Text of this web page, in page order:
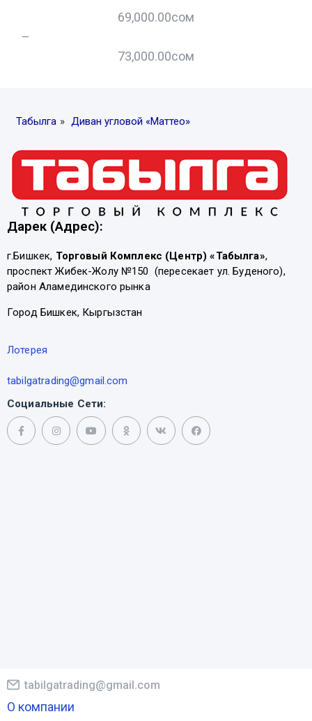
69,000.00сом
–
73,000.00сом
Табылга » Диван угловой «Маттео»
Дарек (Адрес):
г.Бишкек, Торговый Комплекс (Центр) «Табылга»,
проспект Жибек-Жолу №150 (пересекает ул. Буденого),
район Аламединского рынка
Город Бишкек, Кыргызстан
Лотерея
tabilgatrading@gmail.com
Социальные Сети:
tabilgatrading@gmail.com
О компании